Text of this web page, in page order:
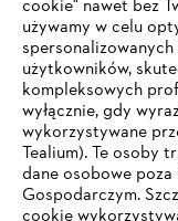
cookie" nawet bez
używamy w celu
użytkowników,
kompleksowych
wyłącznie, gdy
wykorzystywane
Tealium). Te osoby
dane osobowe
Gospodarczym.